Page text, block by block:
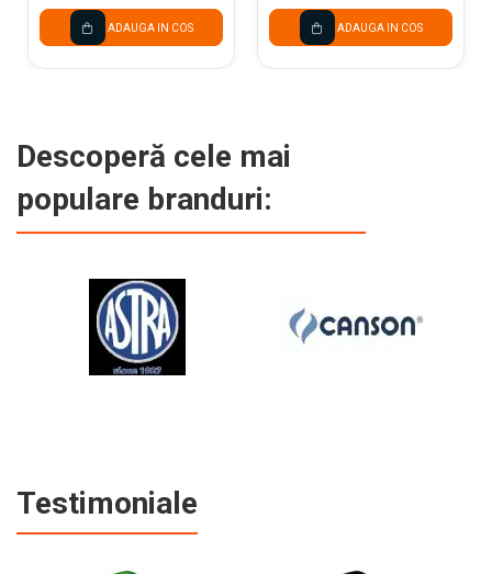
ADAUGA IN COS ADAUGA IN COS
Descoperă cele mai
populare branduri:
Testimoniale